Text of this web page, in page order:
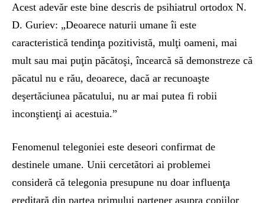
Acest adevăr este bine descris de psihiatrul ortodox N.
D. Guriev: „Deoarece naturii umane îi este
caracteristică tendinţa pozitivistă, mulţi oameni, mai
mult sau mai puţin păcătoşi, încearcă să demonstreze că
păcatul nu e rău, deoarece, dacă ar recunoaşte
deşertăciunea păcatului, nu ar mai putea fi robii
inconştienţi ai acestuia.”
Fenomenul telegoniei este deseori confirmat de
destinele umane. Unii cercetători ai problemei
consideră că telegonia presupune nu doar influenţa
ereditară din partea primului partener asupra copiilor